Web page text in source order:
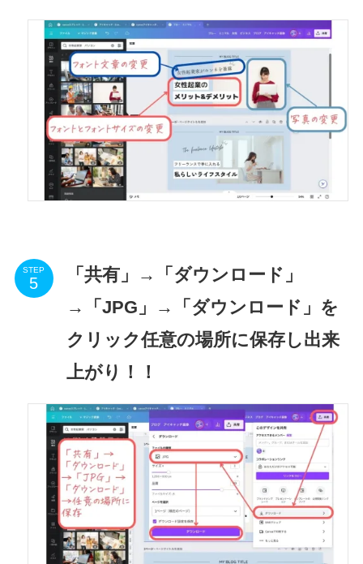
STEP
「共有」→「ダウンロード」
→「JPG」→「ダウンロード」を
クリック任意の場所に保存し出来
上がり！！